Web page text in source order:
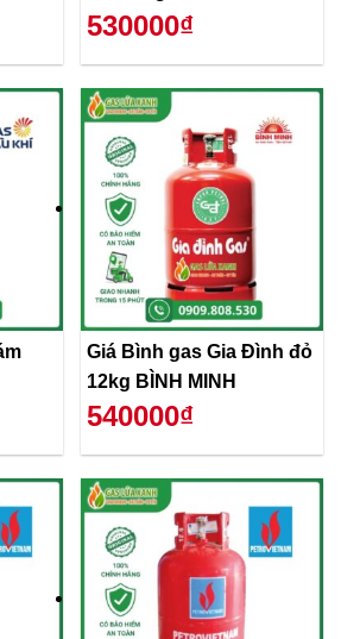
530000₫
Giá Bình gas Gia Đình đỏ
12kg BÌNH MINH
540000₫